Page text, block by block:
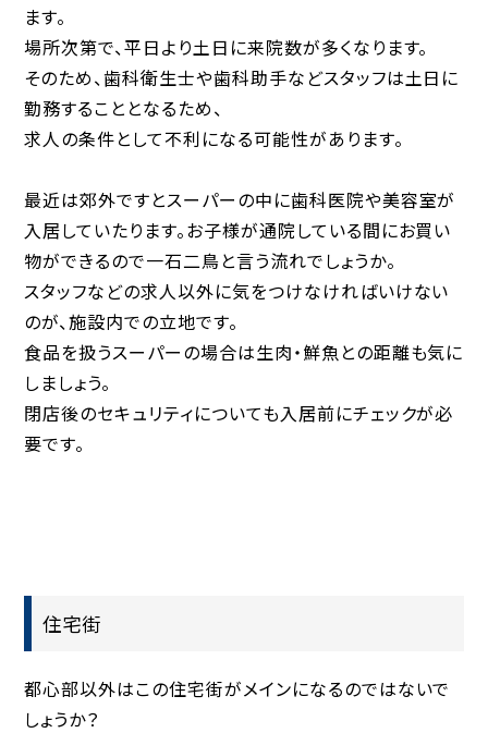
ます。
場所次第で、平日より土日に来院数が多くなります。
そのため、歯科衛生士や歯科助手などスタッフは土日に
勤務することとなるため、
求人の条件として不利になる可能性があります。
最近は郊外ですとスーパーの中に歯科医院や美容室が
入居していたります。お子様が通院している間にお買い
物ができるので一石二鳥と言う流れでしょうか。
スタッフなどの求人以外に気をつけなければいけない
のが、施設内での立地です。
食品を扱うスーパーの場合は生肉・鮮魚との距離も気に
しましょう。
閉店後のセキュリティについても入居前にチェックが必
要です。
住宅街
都心部以外はこの住宅街がメインになるのではないで
しょうか？